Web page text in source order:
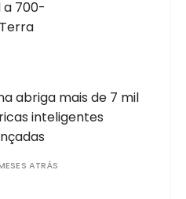
a 700-
abriga mais de 7 mil
inteligentes
ATRÁS